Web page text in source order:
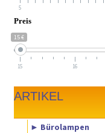
5
Preis
15 €
15 16
ARTIKEL
► Bürolampen